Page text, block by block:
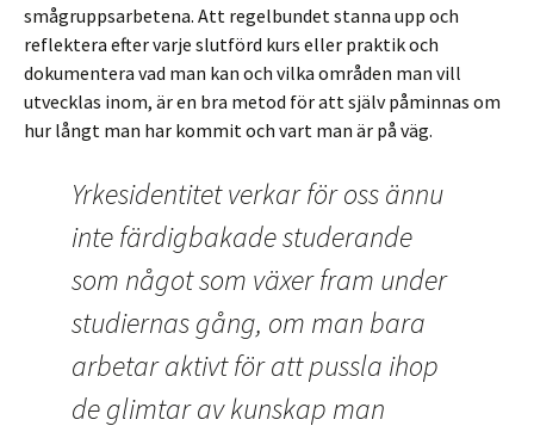
smågruppsarbetena. Att regelbundet stanna upp och
reflektera efter varje slutförd kurs eller praktik och
dokumentera vad man kan och vilka områden man vill
utvecklas inom, är en bra metod för att själv påminnas om
hur långt man har kommit och vart man är på väg.
Yrkesidentitet verkar för oss ännu
inte färdigbakade studerande
som något som växer fram under
studiernas gång, om man bara
arbetar aktivt för att pussla ihop
de glimtar av kunskap man